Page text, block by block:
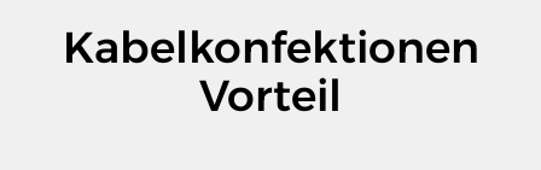
Kabelkonfektionen
Vorteil